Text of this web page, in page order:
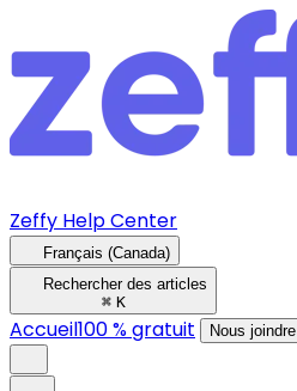
Zeffy Help Center
Français (Canada)
Rechercher des articles
⌘ K
Accueil100 % gratuit Nous joindre